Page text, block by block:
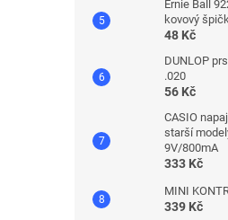
Ernie Ball
kovový
48 Kč
DUNLOP
.020
56 Kč
CASIO
starší
9V/800mA
333 Kč
MINI
339 Kč